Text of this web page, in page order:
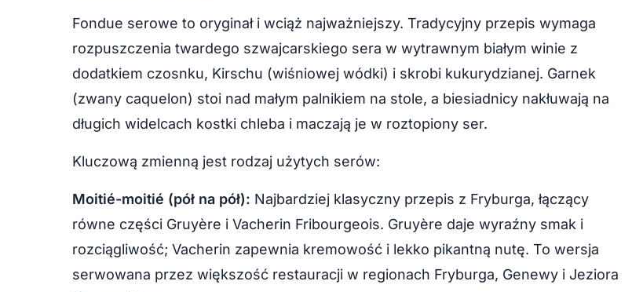
Fondue serowe to oryginał i wciąż najważniejszy. Tradycyjny przepis wymaga
rozpuszczenia twardego szwajcarskiego sera w wytrawnym białym winie z
dodatkiem czosnku, Kirschu (wiśniowej wódki) i skrobi kukurydzianej. Garnek
(zwany caquelon) stoi nad małym palnikiem na stole, a biesiadnicy nakłuwają na
długich widelcach kostki chleba i maczają je w roztopiony ser.
Kluczową zmienną jest rodzaj użytych serów:
Moitié-moitié (pół na pół): Najbardziej klasyczny przepis z Fryburga, łączący
równe części Gruyère i Vacherin Fribourgeois. Gruyère daje wyraźny smak i
rozciągliwość; Vacherin zapewnia kremowość i lekko pikantną nutę. To wersja
serwowana przez większość restauracji w regionach Fryburga, Genewy i Jeziora